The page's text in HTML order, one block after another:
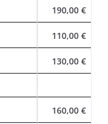
190,00 €
110,00 €
130,00 €
160,00 €